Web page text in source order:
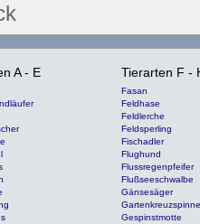
A - E Tierarten F -
Fasan
Feldhase
Feldlerche
Feldsperling
Fischadler
Flughund
Flussregenpfeifer
Flußseeschwalbe
Gänsesäger
Gartenkreuzspinne
Gespinstmotte